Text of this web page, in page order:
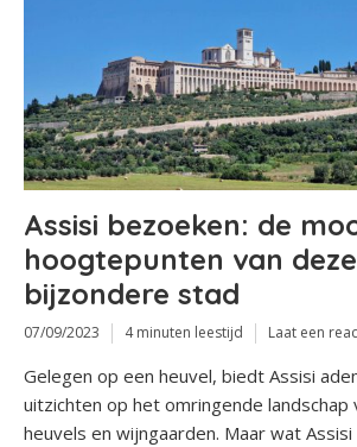
Assisi bezoeken: de
hoogtepunten van deze
bijzondere stad
07/09/2023 4 minuten leestijd Laat een
Gelegen op een heuvel, biedt Assisi
uitzichten op het omringende landschap
heuvels en wijngaarden. Maar wat